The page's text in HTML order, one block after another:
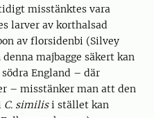
misstänktes vara
larver av korthalsad
av florsidenbi (Silvey
majbagge säkert kan
England – där
– misstänker man att den
C. similisi stället kan